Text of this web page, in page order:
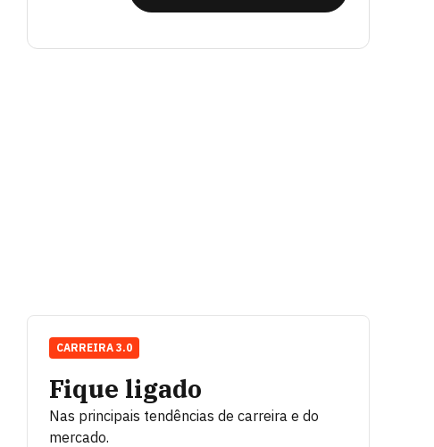
Fique ligado
Nas principais tendências de carreira e do
mercado.
CARREIRA 3.0